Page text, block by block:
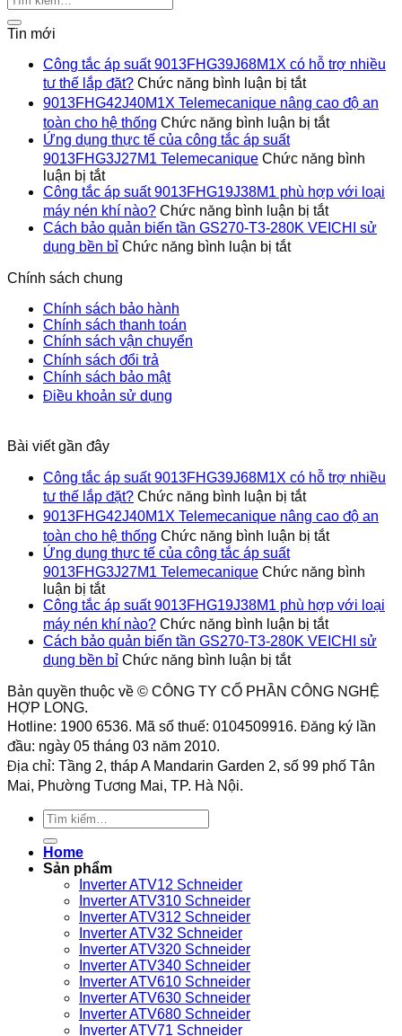
Tin mới
Công tắc áp suất 9013FHG39J68M1X có hỗ trợ nhiều
tư thế lắp đặt? Chức năng bình luận bị tắtở
Công
tắc
áp
hỗ
trợ
nhiều
9013FHG42J40M1X Telemecanique nâng cao độ an
toàn cho hệ thống Chức năng bình luận bị tắtở
nâng
cao
độ
an
toàn
Ứng dụng thực tế của công tắc áp suất
9013FHG3J27M1 Telemecanique Chức năng bình
luận bị tắtở
Ứng
dụng
thực
tế
của
công
tắc
áp
suất
9013FHG3J27M1
Telemecanique
Công tắc áp suất 9013FHG19J38M1 phù hợp với loại
máy nén khí nào? Chức năng bình luận bị tắtở
Công
Cách bảo quản biến tần GS270-T3-280K VEICHI sử
dụng bền bỉ Chức năng bình luận bị tắtở
Chính sách chung
Chính sách bảo hành
Chính sách thanh toán
Chính sách vận chuyển
Chính sách đổi trả
Chính sách bảo mật
Điều khoản sử dụng
Bài viết gần đây
Công tắc áp suất 9013FHG39J68M1X có hỗ trợ nhiều
tư thế lắp đặt? Chức năng bình luận bị tắtở
Công
tắc
áp
hỗ
trợ
nhiều
lắp
9013FHG42J40M1X Telemecanique nâng cao độ an
toàn cho hệ thống Chức năng bình luận bị tắtở
nâng
cao
độ
an
toàn
hệ
thống
Ứng dụng thực tế của công tắc áp suất
9013FHG3J27M1 Telemecanique Chức năng bình
luận bị tắtở
Ứng
dụng
thực
tế
của
công
áp
suất
9013FHG3J27M1
Telemecanique
Công tắc áp suất 9013FHG19J38M1 phù hợp với loại
máy nén khí nào? Chức năng bình luận bị tắtở
Công
suất
phù
hợp
loại
Cách bảo quản biến tần GS270-T3-280K VEICHI sử
dụng bền bỉ Chức năng bình luận bị tắtở
bảo
biến
T3-
Bản quyền thuộc về © CÔNG TY CỔ PHẦN CÔNG NGHỆ
HỢP LONG.
Hotline: 1900 6536. Mã số thuế: 0104509916. Đăng ký lần
đầu: ngày 05 tháng 03 năm 2010.
Địa chỉ: Tầng 2, tháp A Mandarin Garden 2, số 99 phố Tân
Mai, Phường Tương Mai, TP. Hà Nội.
Tìm
kiếm:
Home
Sản phẩm
Inverter ATV12 Schneider
Inverter ATV310 Schneider
Inverter ATV312 Schneider
Inverter ATV32 Schneider
Inverter ATV320 Schneider
Inverter ATV340 Schneider
Inverter ATV610 Schneider
Inverter ATV630 Schneider
Inverter ATV680 Schneider
Inverter ATV71 Schneider